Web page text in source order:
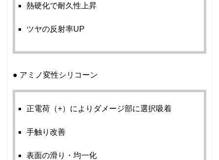
熱硬化で耐久性上昇
ツヤの反射率UP
● アミノ変性シリコーン
正電荷（+）によりダメージ部に選択吸着
手触り改善
表面の滑り・均一化